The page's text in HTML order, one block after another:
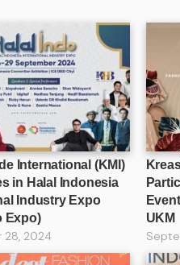
International (KMI)
in Halal Indonesia
Industry Expo
Expo)
28, 2024
UKM